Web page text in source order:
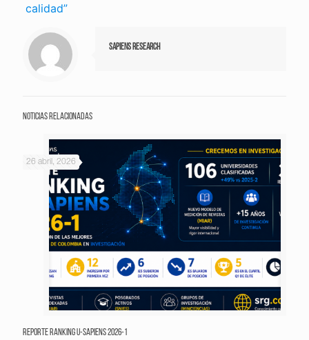
calidad”
Sapiens Research
Noticias relacionadas
26 abril, 2026
Reporte Ranking U-Sapiens 2026-1